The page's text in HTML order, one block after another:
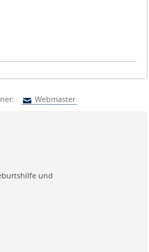
Webmaster
und